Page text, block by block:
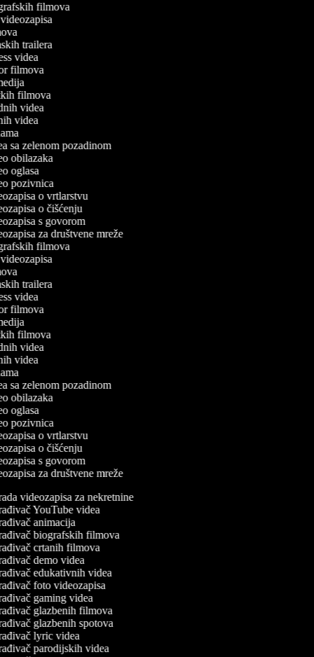
filmova
trailera
videa
filmova
filmova
videa
videa
sa zelenom pozadinom
obilazaka
oglasa
pozivnica
o vrtlarstvu
o čišćenju
s govorom
za društvene mreže
filmova
trailera
videa
filmova
filmova
videa
videa
sa zelenom pozadinom
obilazaka
oglasa
pozivnica
o vrtlarstvu
o čišćenju
s govorom
za društvene mreže
videozapisa za nekretnine
YouTube videa
animacija
biografskih filmova
crtanih filmova
demo videa
edukativnih videa
foto videozapisa
gaming videa
glazbenih filmova
glazbenih spotova
lyric videa
parodijskih videa